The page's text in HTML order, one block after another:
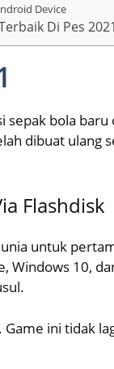
Device
Di Pes
sepak bola baru
dibuat ulang
Flashdisk
untuk
Windows 10,
Game ini tidak